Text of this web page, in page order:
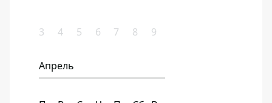
3 4 5 6 7 8 9
Апрель